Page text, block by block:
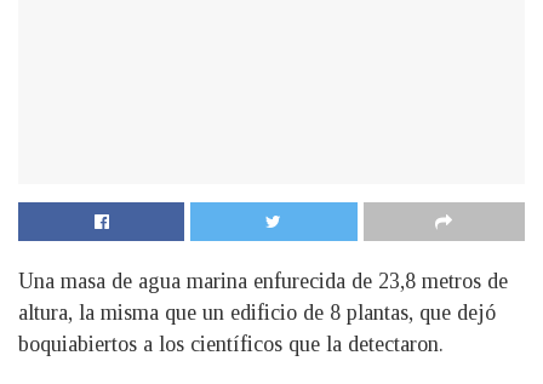
Una masa de agua marina enfurecida de 23,8 metros de
altura, la misma que un edificio de 8 plantas, que dejó
boquiabiertos a los científicos que la detectaron.